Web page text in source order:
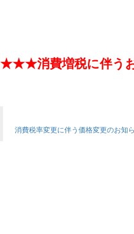
★★★消費増税に伴う
消費税率変更に伴う価格変更のお知